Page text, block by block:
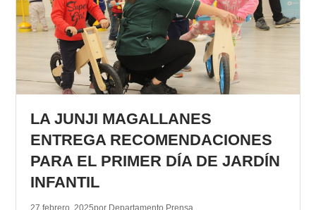
LA JUNJI MAGALLANES
ENTREGA RECOMENDACIONES
PARA EL PRIMER DÍA DE JARDÍN
INFANTIL